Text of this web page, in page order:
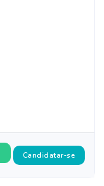
Candidatar-se